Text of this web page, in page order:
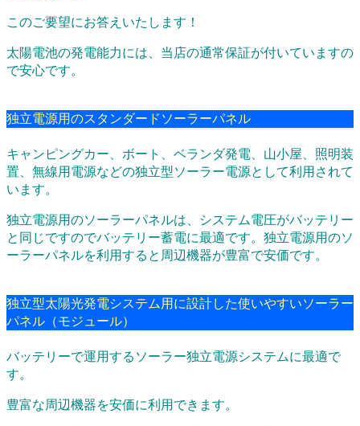
このご要望にお答えいたします！
太陽電池の発電能力には、当店の通常保証が付いていますの
で安心です。
独立電源用のスタンダードソーラーパネル
キャンピングカー、ボート、ベランダ発電、山小屋、照明装
置、無線用電源などの独立型ソーラー電源として利用されて
います。
独立電源用のソーラーパネルは、システム電圧がバッテリー
と同じですのでバッテリー蓄電に最適です。独立電源用のソ
ーラーパネルを利用すると周辺機器が豊富で安価です。
独立型太陽光発電システム用に設計した使いやすいソーラー
パネル（モジュール）
バッテリーで運用するソーラー独立電源システムに最適で
す。
豊富な周辺機器を安価に利用できます。